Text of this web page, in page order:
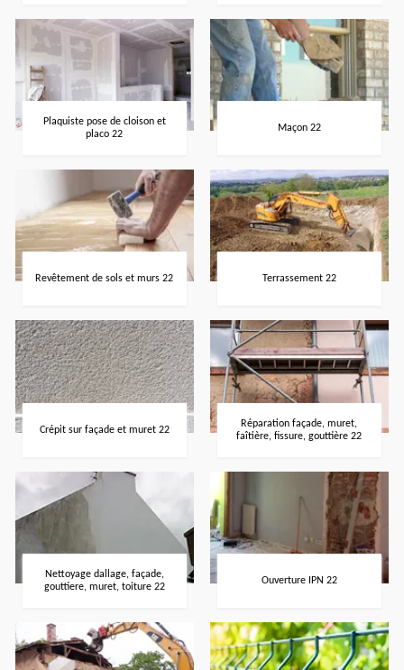
Plaquiste pose de cloison et
placo 22
Maçon 22
Revêtement de sols et murs 22 Terrassement 22
Crépit sur façade et muret 22
Réparation façade, muret,
faîtière, fissure, gouttière 22
Nettoyage dallage, façade,
gouttiere, muret, toiture 22
Ouverture IPN 22